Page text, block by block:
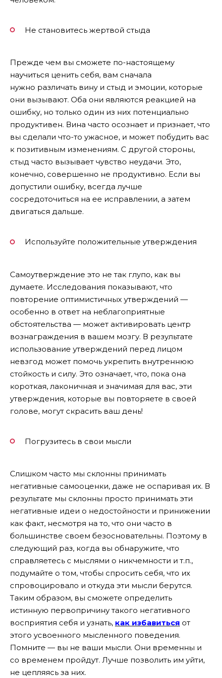
Не становитесь жертвой стыда
Прежде чем вы сможете по-настоящему
научиться ценить себя, вам сначала
нужно различать вину и стыд и эмоции, которые
они вызывают. Оба они являются реакцией на
ошибку, но только один из них потенциально
продуктивен. Вина часто осознает и признает, что
вы сделали что-то ужасное, и может побудить вас
к позитивным изменениям. С другой стороны,
стыд часто вызывает чувство неудачи. Это,
конечно, совершенно не продуктивно. Если вы
допустили ошибку, всегда лучше
сосредоточиться на ее исправлении, а затем
двигаться дальше.
Используйте положительные утверждения
Самоутверждение это не так глупо, как вы
думаете. Исследования показывают, что
повторение оптимистичных утверждений —
особенно в ответ на неблагоприятные
обстоятельства — может активировать центр
вознаграждения в вашем мозгу. В результате
использование утверждений перед лицом
невзгод может помочь укрепить внутреннюю
стойкость и силу. Это означает, что, пока она
короткая, лаконичная и значимая для вас, эти
утверждения, которые вы повторяете в своей
голове, могут скрасить ваш день!
Погрузитесь в свои мысли
Слишком часто мы склонны принимать
негативные самооценки, даже не оспаривая их. В
результате мы склонны просто принимать эти
негативные идеи о недостойности и принижении
как факт, несмотря на то, что они часто в
большинстве своем безосновательны. Поэтому в
следующий раз, когда вы обнаружите, что
справляетесь с мыслями о никчемности и т.п.,
подумайте о том, чтобы спросить себя, что их
спровоцировало и откуда эти мысли берутся.
Таким образом, вы сможете определить
истинную первопричину такого негативного
восприятия себя и узнать, как избавиться от
этого усвоенного мысленного поведения.
Помните — вы не ваши мысли. Они временны и
со временем пройдут. Лучше позволить им уйти,
не цепляясь за них.